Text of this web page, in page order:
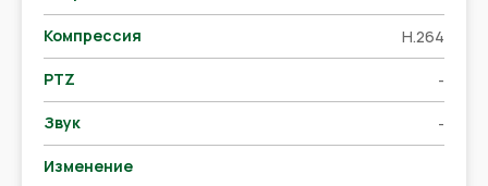
Компрессия H.264
PTZ -
Звук -
Изменение